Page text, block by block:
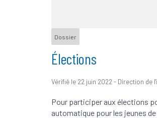
Dossier
Élections
Vérifié le 22 juin 2022 - Direction de
Pour participer aux élections
automatique pour les jeunes